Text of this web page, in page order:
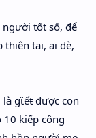
người tốt số, để
thiên tai, ai dè,
gϊếŧ được con
10 kiếp công